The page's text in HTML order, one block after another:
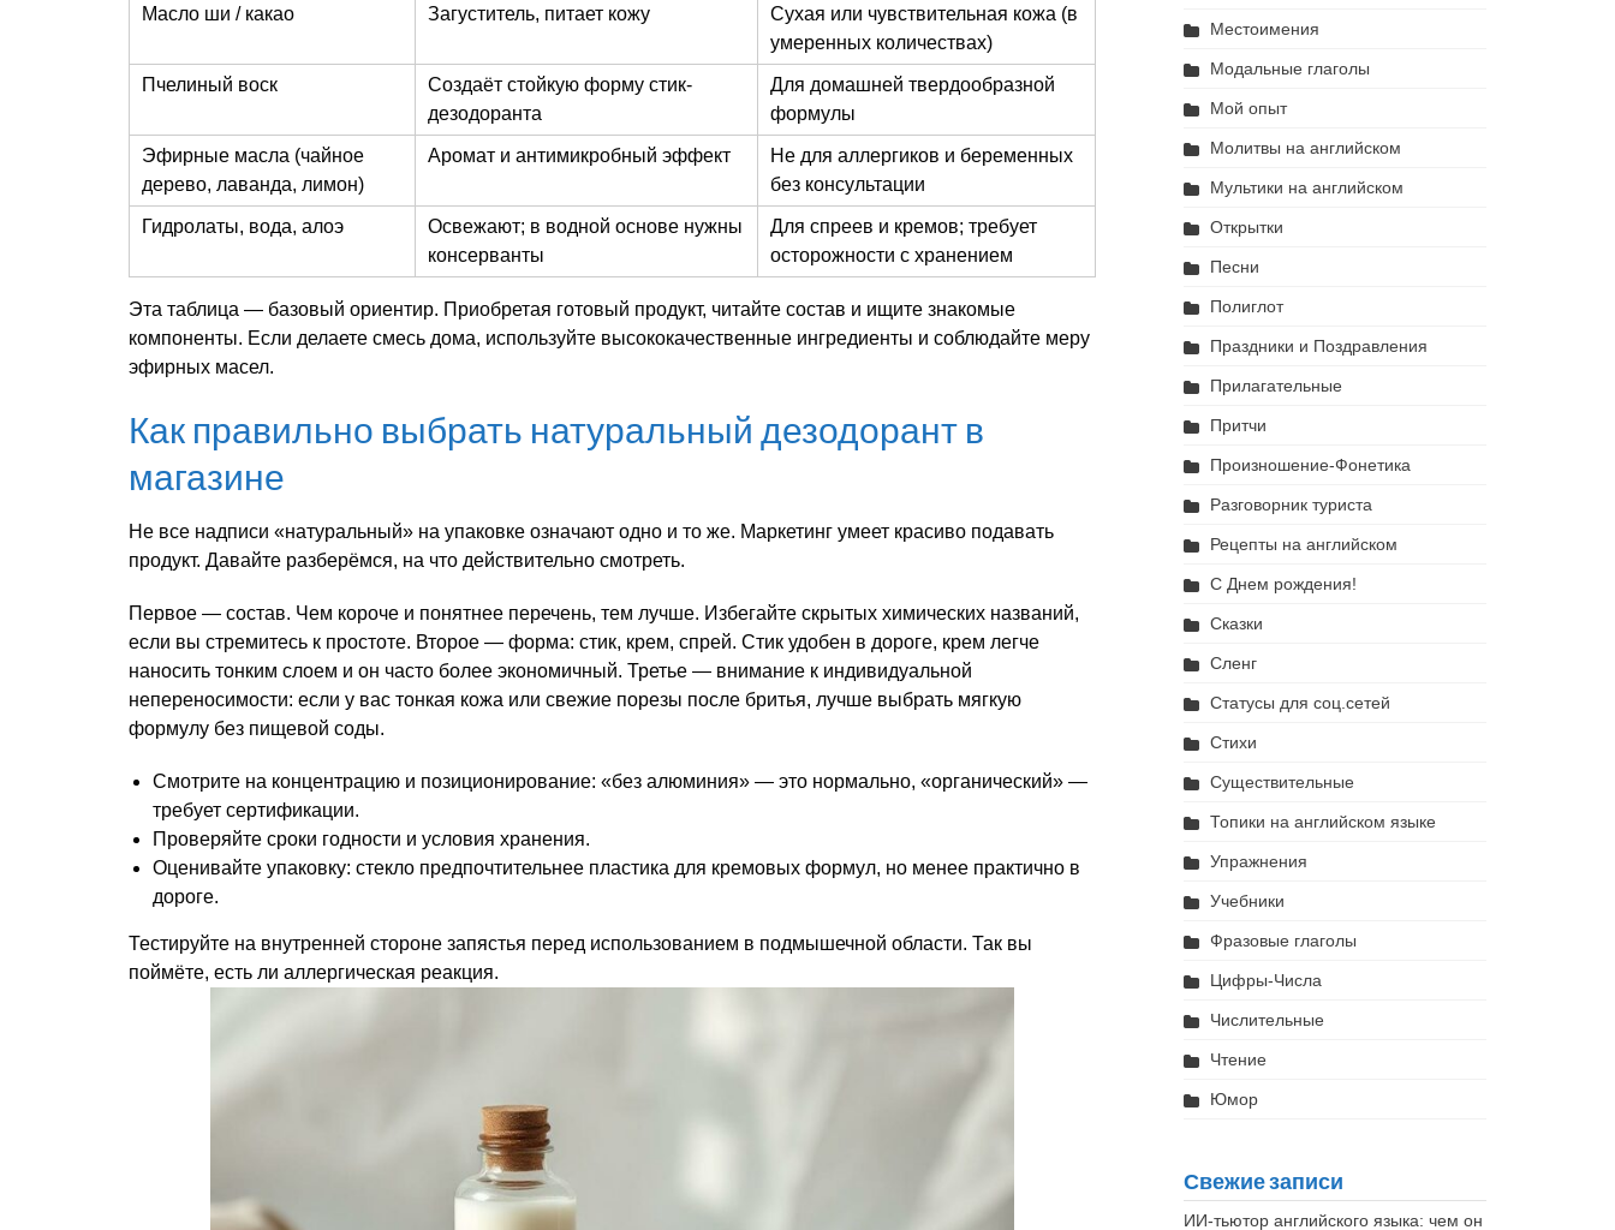
Масло ши / какао Загуститель, питает кожу
Сухая или чувствительная кожа (в
умеренных количествах)
Пчелиный воск
Создаёт стойкую форму стик-
дезодоранта
Для домашней твердообразной
формулы
Эфирные масла (чайное
дерево, лаванда, лимон)
Аромат и антимикробный эффект
Не для аллергиков и беременных
без консультации
Гидролаты, вода, алоэ
Освежают; в водной основе нужны
консерванты
Для спреев и кремов; требует
осторожности с хранением
Эта таблица — базовый ориентир. Приобретая готовый продукт, читайте состав и ищите знакомые
компоненты. Если делаете смесь дома, используйте высококачественные ингредиенты и соблюдайте меру
эфирных масел.
Как правильно выбрать натуральный дезодорант в
магазине
Не все надписи «натуральный» на упаковке означают одно и то же. Маркетинг умеет красиво подавать
продукт. Давайте разберёмся, на что действительно смотреть.
Первое — состав. Чем короче и понятнее перечень, тем лучше. Избегайте скрытых химических названий,
если вы стремитесь к простоте. Второе — форма: стик, крем, спрей. Стик удобен в дороге, крем легче
наносить тонким слоем и он часто более экономичный. Третье — внимание к индивидуальной
непереносимости: если у вас тонкая кожа или свежие порезы после бритья, лучше выбрать мягкую
формулу без пищевой соды.
Смотрите на концентрацию и позиционирование: «без алюминия» — это нормально, «органический» —
требует сертификации.
Проверяйте сроки годности и условия хранения.
Оценивайте упаковку: стекло предпочтительнее пластика для кремовых формул, но менее практично в
дороге.
Тестируйте на внутренней стороне запястья перед использованием в подмышечной области. Так вы
поймёте, есть ли аллергическая реакция.
Местоимения
Модальные глаголы
Мой опыт
Молитвы на английском
Мультики на английском
Открытки
Песни
Полиглот
Праздники и Поздравления
Прилагательные
Притчи
Произношение-Фонетика
Разговорник туриста
Рецепты на английском
С Днем рождения!
Сказки
Сленг
Статусы для соц.сетей
Стихи
Существительные
Топики на английском языке
Упражнения
Учебники
Фразовые глаголы
Цифры-Числа
Числительные
Чтение
Юмор
Свежие записи
ИИ-тьютор английского языка: чем он